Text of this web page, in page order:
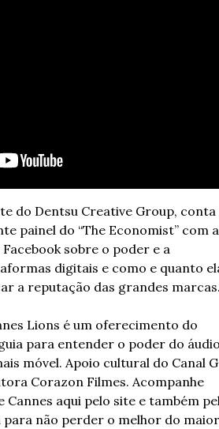
do Dentsu Creative Group, conta
painel do “The Economist” com a
sobre o poder e a
digitais e como e quanto
a reputação das grandes
Lions é um oferecimento do
para entender o poder do
móvel. Apoio cultural do Canal
Corazon Filmes. Acompanhe
aqui pelo site e também
para não perder o melhor do maior